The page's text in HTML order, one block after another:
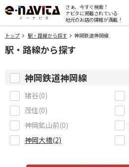
さぁ、今すぐ検索！
ナビタに掲載されている
地元のお店の情報が満載！
トップ 駅・路線から探す 神岡鉄道神岡線
駅・路線から探す
神岡鉄道神岡線
猪谷(0)
茂住(0)
神岡鉱山前(0)
神岡大橋(2)